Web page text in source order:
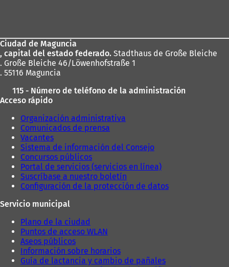
pies
Ciudad de Maguncia
, capital del estado federado. Stadthaus de Große Bleiche
. Große Bleiche 46/Löwenhofstraße 1
. 55116 Maguncia
115 - Número de teléfono de la administración
Acceso rápido
Organización administrativa
Comunicados de prensa
Vacantes
Sistema de información del Consejo
Concursos públicos
Portal de servicios (servicios en línea)
Suscríbase a nuestro boletín
Configuración de la protección de datos
Servicio municipal
Plano de la ciudad
Puntos de acceso WLAN
Aseos públicos
Información sobre horarios
Guía de lactancia y cambio de pañales